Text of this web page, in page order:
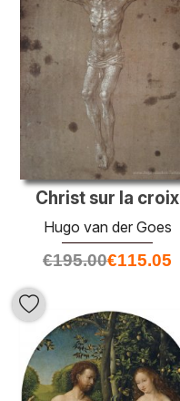
Christ sur la croix
Hugo van der Goes
€195.00€115.05